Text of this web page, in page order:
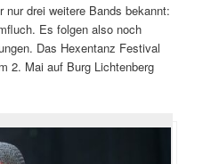
drei weitere Bands bekannt:
Es folgen also noch
Das Hexentanz Festival
2. Mai auf Burg Lichtenberg